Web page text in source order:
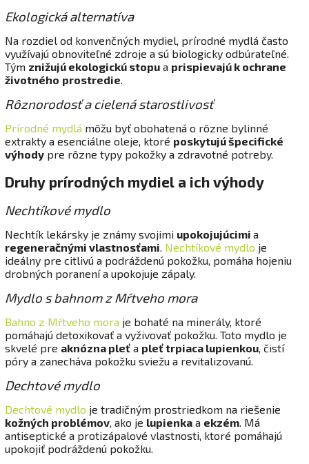
Ekologická alternatíva
Na rozdiel od konvenčných mydiel, prírodné mydlá často
využívajú obnoviteľné zdroje a sú biologicky odbúrateľné.
Tým znižujú ekologickú stopu a prispievajú k ochrane
životného prostredie.
Rôznorodosť a cielená starostlivosť
Prírodné mydlá môžu byť obohatená o rôzne bylinné
extrakty a esenciálne oleje, ktoré poskytujú špecifické
výhody pre rôzne typy pokožky a zdravotné potreby.
Druhy prírodných mydiel a ich výhody
Nechtíkové mydlo
Nechtík lekársky je známy svojimi upokojujúcimi a
regeneračnými vlastnosťami. Nechtíkové mydlo je
ideálny pre citlivú a podráždenú pokožku, pomáha hojeniu
drobných poranení a upokojuje zápaly.
Mydlo s bahnom z Mŕtveho mora
Bahno z Mŕtveho mora je bohaté na minerály, ktoré
pomáhajú detoxikovať a vyživovať pokožku. Toto mydlo je
skvelé pre aknózna pleť a pleť trpiaca lupienkou, čistí
póry a zanecháva pokožku sviežu a revitalizovanú.
Dechtové mydlo
Dechtové mydlo je tradičným prostriedkom na riešenie
kožných problémov, ako je lupienka a ekzém. Má
antiseptické a protizápalové vlastnosti, ktoré pomáhajú
upokojiť podráždenú pokožku.